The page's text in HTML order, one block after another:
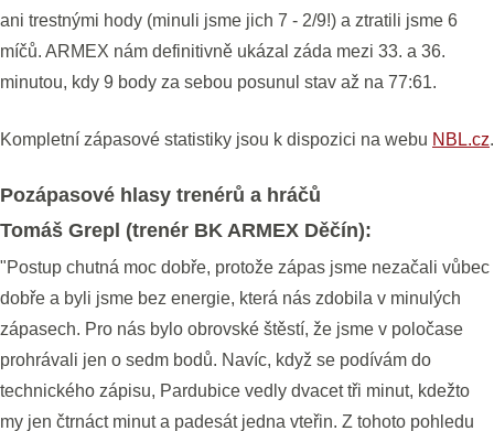
ani trestnými hody (minuli jsme jich 7 - 2/9!) a ztratili jsme 6
míčů. ARMEX nám definitivně ukázal záda mezi 33. a 36.
minutou, kdy 9 body za sebou posunul stav až na 77:61.
Kompletní zápasové statistiky jsou k dispozici na webu NBL.cz.
Pozápasové hlasy trenérů a hráčů
Tomáš Grepl (trenér BK ARMEX Děčín):
"Postup chutná moc dobře, protože zápas jsme nezačali vůbec
dobře a byli jsme bez energie, která nás zdobila v minulých
zápasech. Pro nás bylo obrovské štěstí, že jsme v poločase
prohrávali jen o sedm bodů. Navíc, když se podívám do
technického zápisu, Pardubice vedly dvacet tři minut, kdežto
my jen čtrnáct minut a padesát jedna vteřin. Z tohoto pohledu